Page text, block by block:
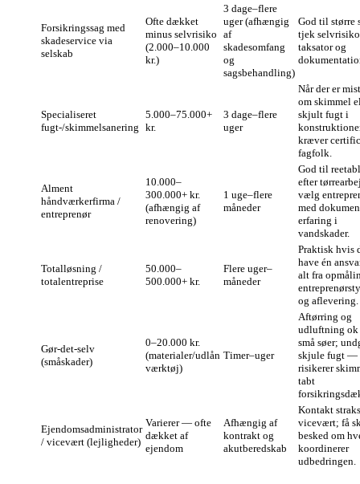
Forsikringssag med
skadeservice via
selskab
Ofte dækket
minus selvrisiko
(2.000–10.000
kr.)
3 dage–flere
uger (afhængig
af
skadesomfang
og
sagsbehandling)
God til større
tjek
taksator og
Specialiseret
fugt‑/skimmel­sanering
5.000–75.000+
kr.
3 dage–flere
uger
Når der er
om skimmel
skjult fugt i
kræver
fagfolk.
Alment
håndværkerfirma /
entreprenør
10.000–
300.000+ kr.
(afhængig af
renovering)
1 uge–flere
måneder
God til
efter
vælg
med
erfaring i
vandskader.
Totalløsning /
totalentreprise
50.000–
500.000+ kr.
Flere uger–
måneder
Praktisk hvis
have én
alt fra
og aflevering.
Gør‑det‑selv
(småskader)
0–20.000 kr.
(materialer/udlån
værktøj)
Timer–uger
Aftørring og
udluftning ok
små søer;
skjule fugt —
risikerer
tabt
Ejendomsadministrator
/ vicevært (lejligheder)
Varierer — ofte
dækket af
ejendom
Afhængig af
kontrakt og
akutberedskab
Kontakt straks
vicevært; få
besked om
koordinerer
udbedringen.